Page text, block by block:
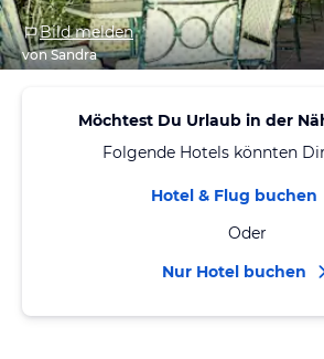
Bild melden
von Sandra
Möchtest Du Urlaub in der
Folgende Hotels könnten
Hotel & Flug buchen
Oder
Nur Hotel buchen